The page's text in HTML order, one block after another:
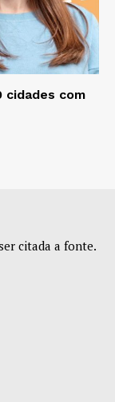
cidades com
citada a fonte.